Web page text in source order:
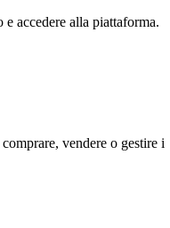
accedere alla piattaforma.
vendere o gestire i